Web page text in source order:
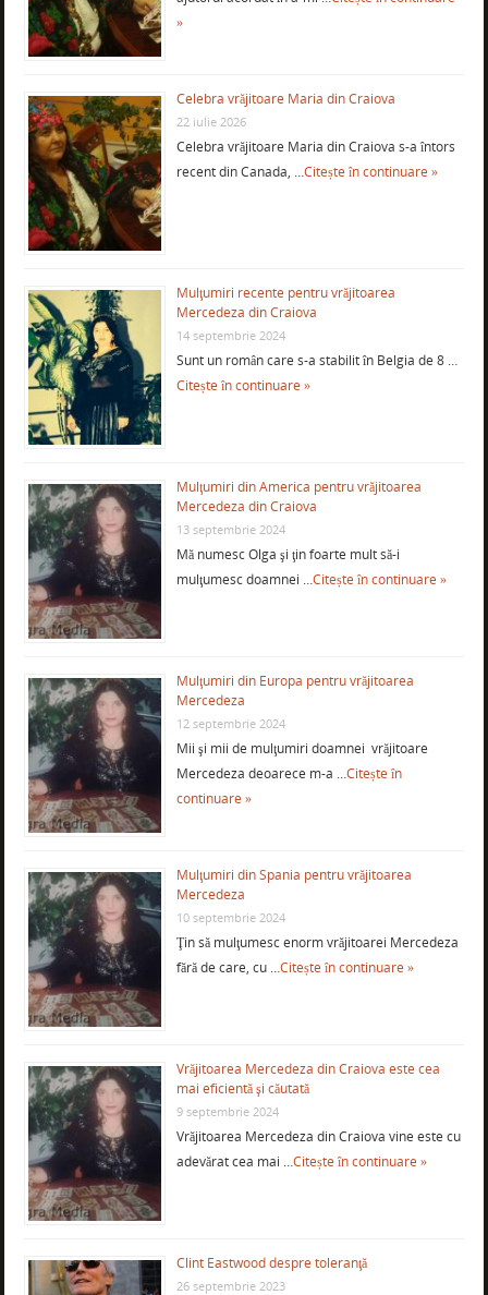
»
Celebra vrăjitoare Maria din Craiova
22 iulie 2026
Celebra vrăjitoare Maria din Craiova s-a întors
recent din Canada, …Citește în continuare »
Mulţumiri recente pentru vrăjitoarea
Mercedeza din Craiova
14 septembrie 2024
Sunt un român care s-a stabilit în Belgia de 8 …
Citește în continuare »
Mulţumiri din America pentru vrăjitoarea
Mercedeza din Craiova
13 septembrie 2024
Mă numesc Olga şi ţin foarte mult să-i
mulţumesc doamnei …Citește în continuare »
Mulţumiri din Europa pentru vrăjitoarea
Mercedeza
12 septembrie 2024
Mii şi mii de mulţumiri doamnei vrăjitoare
Mercedeza deoarece m-a …Citește în
continuare »
Mulţumiri din Spania pentru vrăjitoarea
Mercedeza
10 septembrie 2024
Ţin să mulţumesc enorm vrăjitoarei Mercedeza
fără de care, cu …Citește în continuare »
Vrăjitoarea Mercedeza din Craiova este cea
mai eficientă şi căutată
9 septembrie 2024
Vrăjitoarea Mercedeza din Craiova vine este cu
adevărat cea mai …Citește în continuare »
Clint Eastwood despre toleranţă
26 septembrie 2023